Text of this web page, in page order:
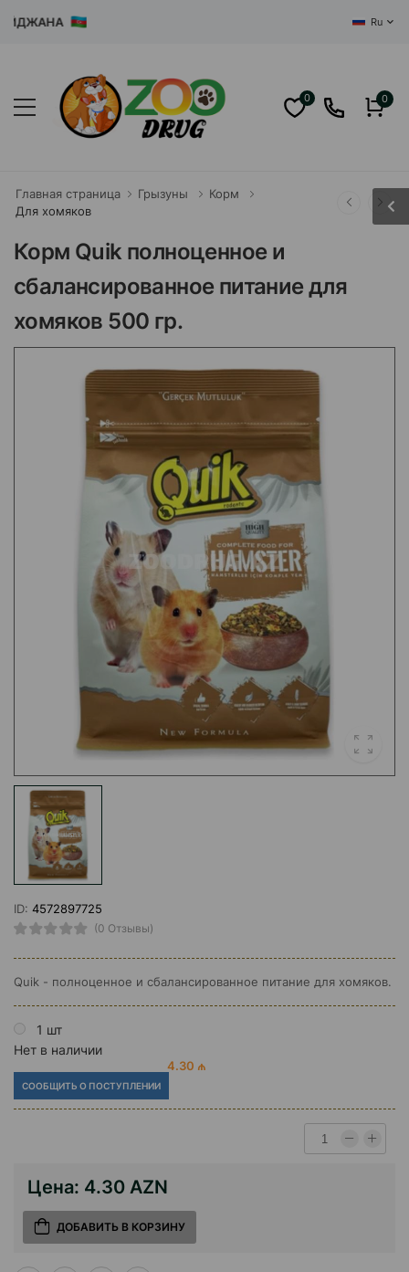
Ru
0 0
Главная страница Грызуны
Корм
Для хомяков
Корм Quik полноценное и
сбалансированное питание для
хомяков 500 гр.
ID: 4572897725
(0 Отзывы)
Quik - полноценное и сбалансированное питание для хомяков.
1 шт
Нет в наличии
4.30 ₼
СООБЩИТЬ О ПОСТУПЛЕНИИ
Цена: 4.30 AZN
ДОБАВИТЬ В КОРЗИНУ